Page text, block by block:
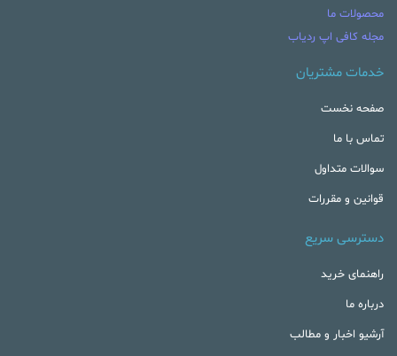
محصولات ما
مجله کافی اپ ردیاب
خدمات مشتریان
صفحه نخست
تماس با ما
سوالات متداول
قوانین و مقررات
دسترسی سریع
راهنمای خرید
درباره ما
آرشیو اخبار و مطالب